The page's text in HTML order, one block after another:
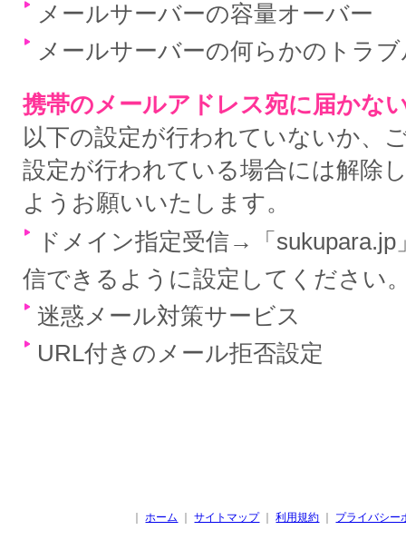
メールサーバーの容量オーバー
メールサーバーの何らかのトラブ
携帯のメールアドレス宛に届かな
以下の設定が行われていないか、
設定が行われている場合には解除
ようお願いいたします。
ドメイン指定受信→「
信できるように設定してください
迷惑メール対策サービス
URL付きのメール拒否設定
｜ホーム ｜サイトマップ ｜利用規約 プライバシー